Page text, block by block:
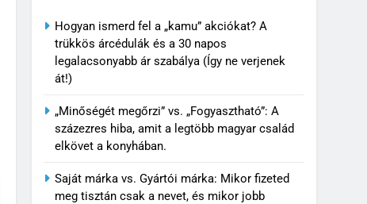
Hogyan ismerd fel a „kamu” akciókat? A
trükkös árcédulák és a 30 napos
legalacsonyabb ár szabálya (Így ne verjenek
át!)
„Minőségét megőrzi” vs. „Fogyasztható”: A
százezres hiba, amit a legtöbb magyar család
elkövet a konyhában.
Saját márka vs. Gyártói márka: Mikor fizeted
meg tisztán csak a nevet, és mikor jobb